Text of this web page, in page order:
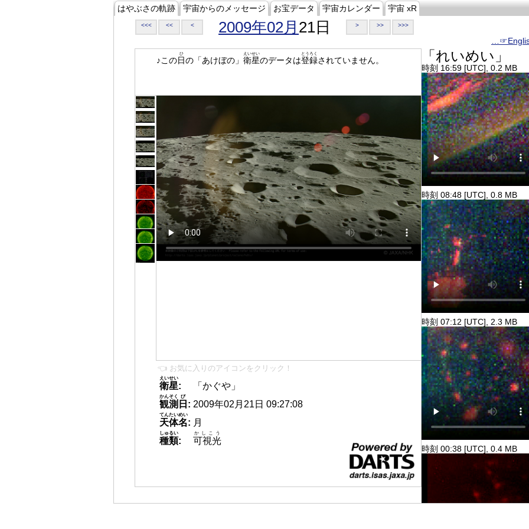
はやぶさの軌跡 宇宙からのメッセージ お宝データ 宇宙カレンダー 宇宙 xR
<<< << < 2009年02月 21日 > >> >>>
♪この日
ひ
の「あけぼの」 衛星
えいせい
のデータは登録
とうろく
されていません。
👈 お気に入りのアイコンをクリック！
衛星
えいせい
:
「かぐや」
観測
かんそく
日
び
: 2009年02月21日 09:27:08
天体名
てんたいめい
: 月
種類
しゅるい
: 可視光
かしこう
「れいめい」
時刻 16:59 [UTC], 0.2 MB
時刻 08:48 [UTC], 0.8 MB
時刻 07:12 [UTC], 2.3 MB
時刻 00:38 [UTC], 0.4 MB